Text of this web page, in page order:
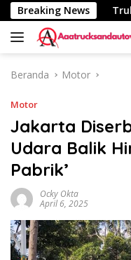
Langsung
ke
konten
Breaking News
Km Truk
Beranda Motor
Motor
Jakarta
Udara Balik
Pabrik’
Ocky Okta
April 6, 2025